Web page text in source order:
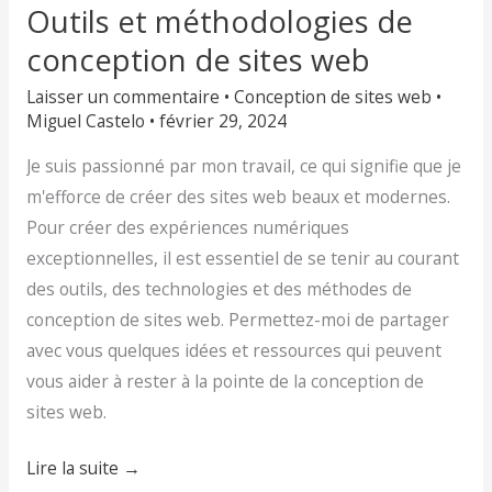
Outils et méthodologies de
conception de sites web
Laisser un commentaire • Conception de sites web •
Miguel Castelo • février 29, 2024
Je suis passionné par mon travail, ce qui signifie que je
m'efforce de créer des sites web beaux et modernes.
Pour créer des expériences numériques
exceptionnelles, il est essentiel de se tenir au courant
des outils, des technologies et des méthodes de
conception de sites web. Permettez-moi de partager
avec vous quelques idées et ressources qui peuvent
vous aider à rester à la pointe de la conception de
sites web.
Lire la suite →